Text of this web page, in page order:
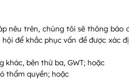
nêu trên, chúng tôi sẽ thông báo
để khắc phục vấn đề được xác
khác, bên thứ ba, GWT; hoặc
thẩm quyền; hoặc